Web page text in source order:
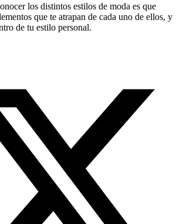
los distintos estilos de moda es que
que te atrapan de cada uno de ellos, y
de tu estilo personal.